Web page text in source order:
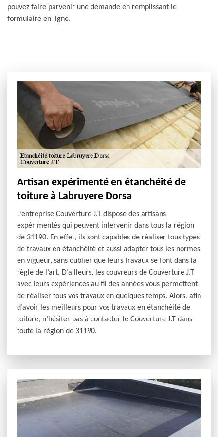
pouvez faire parvenir une demande en remplissant le
formulaire en ligne.
Artisan expérimenté en étanchéité de
toiture à Labruyere Dorsa
L’entreprise Couverture J.T dispose des artisans
expérimentés qui peuvent intervenir dans tous la région
de 31190. En effet, ils sont capables de réaliser tous types
de travaux en étanchéité et aussi adapter tous les normes
en vigueur, sans oublier que leurs travaux se font dans la
règle de l’art. D’ailleurs, les couvreurs de Couverture J.T
avec leurs expériences au fil des années vous permettent
de réaliser tous vos travaux en quelques temps. Alors, afin
d’avoir les meilleurs pour vos travaux en étanchéité de
toiture, n’hésiter pas à contacter le Couverture J.T dans
toute la région de 31190.